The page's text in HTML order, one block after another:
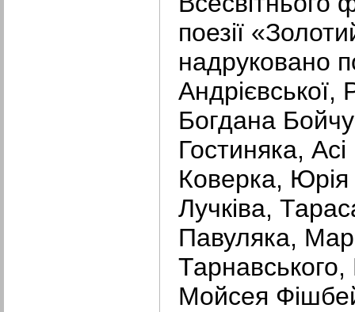
поезії
надруковано
Богдана
Гостиняка,
Коверка,
Лучківа,
Павуляка,
Мойсея